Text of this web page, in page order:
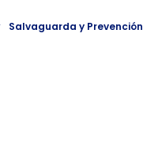
Salvaguarda y Prevención